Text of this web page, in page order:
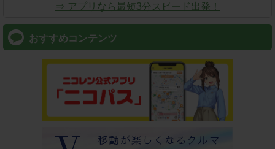
⇒ アプリなら最短3分スピード出発！
おすすめコンテンツ